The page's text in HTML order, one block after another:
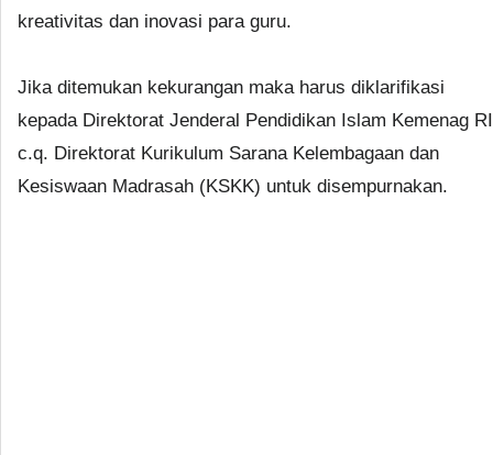
kreativitas dan inovasi para guru.
Jika ditemukan kekurangan maka harus diklarifikasi
kepada Direktorat Jenderal Pendidikan Islam Kemenag RI
c.q. Direktorat Kurikulum Sarana Kelembagaan dan
Kesiswaan Madrasah (KSKK) untuk disempurnakan.